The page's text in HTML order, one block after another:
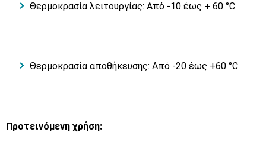
Θερμοκρασία λειτουργίας: Από -10 έως + 60 °C
Θερμοκρασία αποθήκευσης: Από -20 έως +60 °C
Προτεινόμενη χρήση: